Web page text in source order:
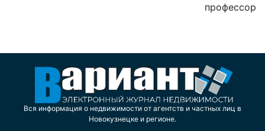
профессор
Вся информация о недвижимости от агентств и частных лиц в
Новокузнецке и регионе.